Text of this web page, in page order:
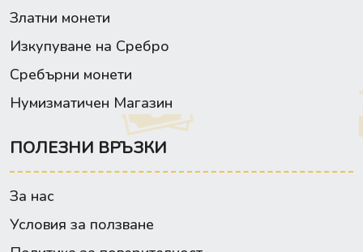
Златни монети
Изкупуване на Сребро
Сребърни монети
Нумизматичен Магазин
ПОЛЕЗНИ ВРЪЗКИ
За нас
Условия за ползване